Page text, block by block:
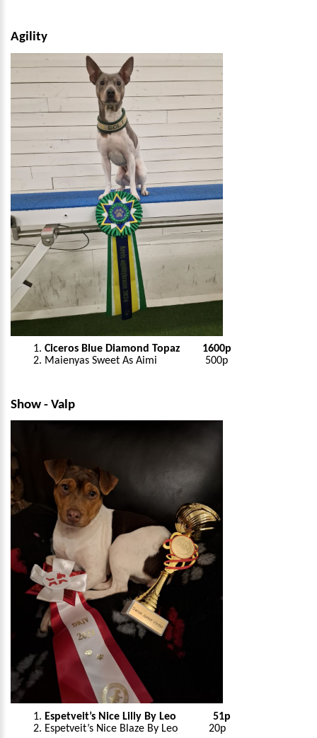
Agility
Ciceros Blue Diamond Topaz 1600p
Maienyas Sweet As Aimi 500p
Show - Valp
Espetveit’s Nice Lilly By Leo 51p
Espetveit’s Nice Blaze By Leo 20p